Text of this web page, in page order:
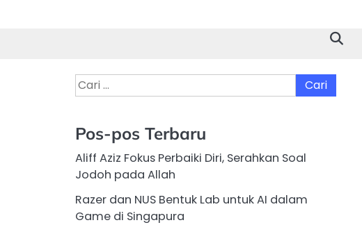
Cari
untuk:
Pos-pos Terbaru
Aliff Aziz Fokus Perbaiki Diri, Serahkan Soal
Jodoh pada Allah
Razer dan NUS Bentuk Lab untuk AI dalam
Game di Singapura